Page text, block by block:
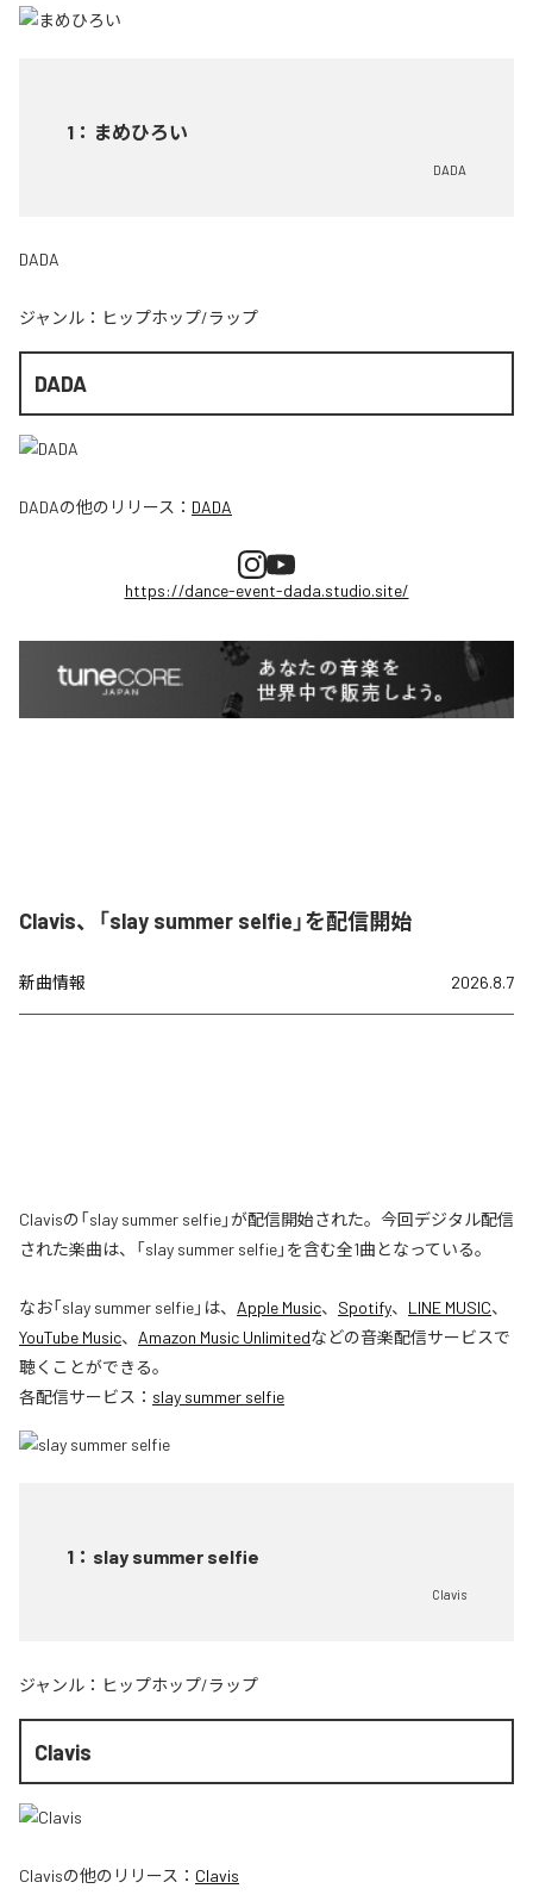
1 ： まめひろい
DADA
DADA
ジャンル： ヒップホップ/ラップ
DADA
DADAの他のリリース： DADA
https://dance-event-dada.studio.site/
Clavis、「slay summer selfie」を配信開始
新曲情報 2026.8.7
Clavisの「slay summer selfie」が配信開始された。今回デジタル配信
された楽曲は、「slay summer selfie」を含む全1曲となっている。
なお「slay summer selfie」は、 Apple Music、 Spotify、 LINE MUSIC、
YouTube Music、 Amazon Music Unlimitedなどの音楽配信サービスで
聴くことができる。
各配信サービス： slay summer selfie
1 ： slay summer selfie
Clavis
ジャンル： ヒップホップ/ラップ
Clavis
Clavisの他のリリース： Clavis